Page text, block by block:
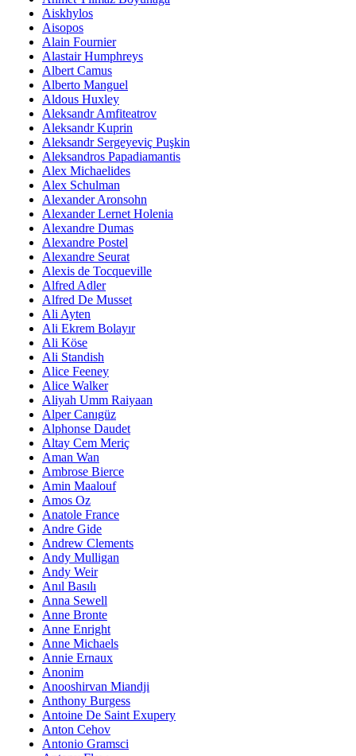
Aiskhylos
Aisopos
Alain Fournier
Alastair Humphreys
Albert Camus
Alberto Manguel
Aldous Huxley
Aleksandr Amfiteatrov
Aleksandr Kuprin
Aleksandr Sergeyeviç Puşkin
Aleksandros Papadiamantis
Alex Michaelides
Alex Schulman
Alexander Aronsohn
Alexander Lernet Holenia
Alexandre Dumas
Alexandre Postel
Alexandre Seurat
Alexis de Tocqueville
Alfred Adler
Alfred De Musset
Ali Ayten
Ali Ekrem Bolayır
Ali Köse
Ali Standish
Alice Feeney
Alice Walker
Aliyah Umm Raiyaan
Alper Canıgüz
Alphonse Daudet
Altay Cem Meriç
Aman Wan
Ambrose Bierce
Amin Maalouf
Amos Oz
Anatole France
Andre Gide
Andrew Clements
Andy Mulligan
Andy Weir
Anıl Basılı
Anna Sewell
Anne Bronte
Anne Enright
Anne Michaels
Annie Ernaux
Anonim
Anooshirvan Miandji
Anthony Burgess
Antoine De Saint Exupery
Anton Cehov
Antonio Gramsci